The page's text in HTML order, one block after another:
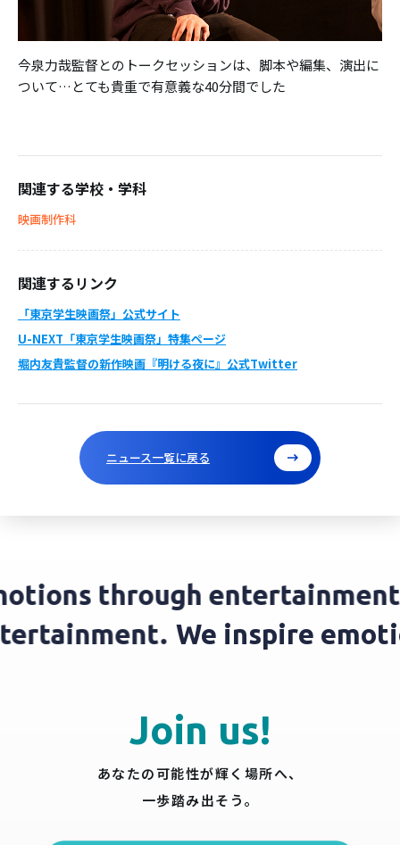
今泉力哉監督とのトークセッションは、脚本や編集、演出に
ついて…とても貴重で有意義な40分間でした
関連する学校・学科
映画制作科
関連するリンク
「東京学生映画祭」公式サイト
U-NEXT「東京学生映画祭」特集ページ
堀内友貴監督の新作映画『明ける夜に』公式Twitter
ニュース一覧に戻る
through entertainment.
We inspire
Join us!
あなたの可能性が輝く場所へ、
一歩踏み出そう。